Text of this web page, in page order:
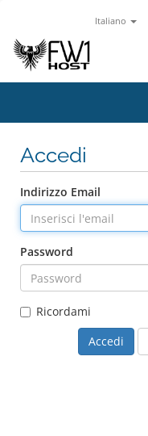
Italiano
Accedi
Indirizzo Email
Password
Ricordami